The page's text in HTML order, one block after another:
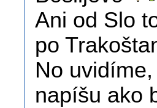
Ani od Slo
po
No
napíšu ako